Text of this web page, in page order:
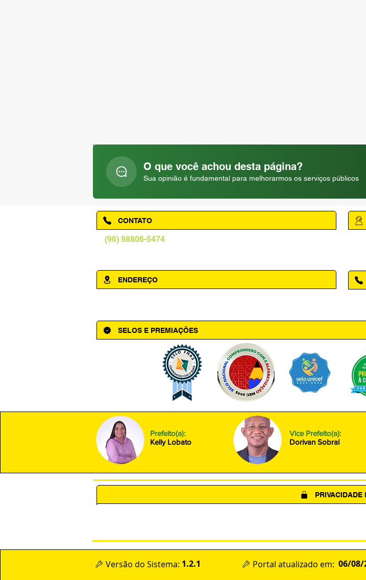
O que você achou desta página?
Sua opinião é fundamental para melhorarmos os serviços públicos
(96) 98806-5474
CONTATO
ENDEREÇO
SELOS E PREMIAÇÕES
Prefeito(a):
Kelly Lobato
Vice Prefeito(a):
Dorivan Sobral
PRIVACIDADE
Versão do Sistema: 1.2.1 Portal atualizado em: 06/08/